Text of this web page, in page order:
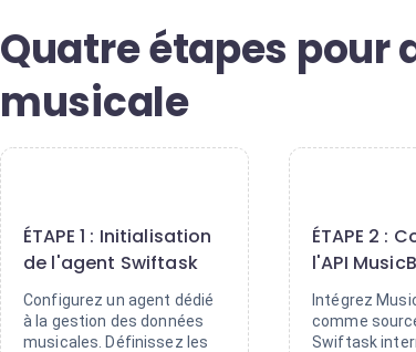
Quatre étapes
musicale
ÉTAPE 1 : Initialisation
de l'agent Swiftask
Configurez un agent dédié
à la gestion des données
musicales. Définissez les
ÉTAPE 2 :
l'API
Intégrez
comme
Swiftask